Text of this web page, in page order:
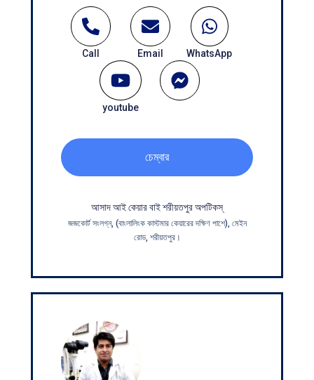
Call Email WhatsApp
youtube
চেম্বার
আসাদ আই কেয়ার বাই শরীয়তপুর অপ‌টিকস্
জজকোর্ট সংলগ্ন, (বাংলালিংক কাস্টমার কেয়ারের দক্ষিণ পাশে), মেইন
রোড, শরীয়তপুর।